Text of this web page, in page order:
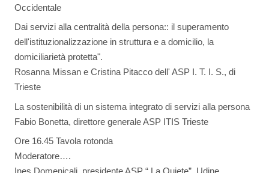
Occidentale
Dai servizi alla centralità della persona:: il superamento
dell'istituzionalizzazione in struttura e a domicilio, la
domiciliarietà protetta".
Rosanna Missan e Cristina Pitacco dell' ASP I. T. I. S., di
Trieste
La sostenibilità di un sistema integrato di servizi alla persona
Fabio Bonetta, direttore generale ASP ITIS Trieste
Ore 16.45 Tavola rotonda
Moderatore….
Ines Domenicali, presidente ASP “ La Quiete”, Udine